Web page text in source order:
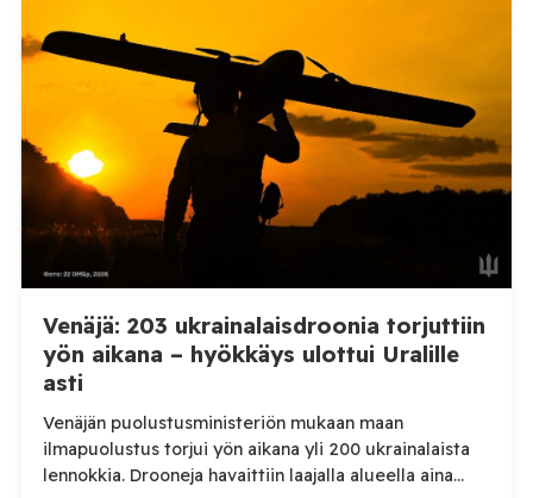
hyökkäsivät yön aikana yli 20 kertaa viidelle alueelle.
Nikopolin alueella iskuja kohdistui Nikopolin
kaupunkiin sekä […]
Venäjä: 203 ukrainalaisdroonia torjuttiin
yön aikana – hyökkäys ulottui Uralille
asti
Venäjän puolustusministeriön mukaan maan
ilmapuolustus torjui yön aikana yli 200 ukrainalaista
lennokkia. Drooneja havaittiin laajalla alueella aina